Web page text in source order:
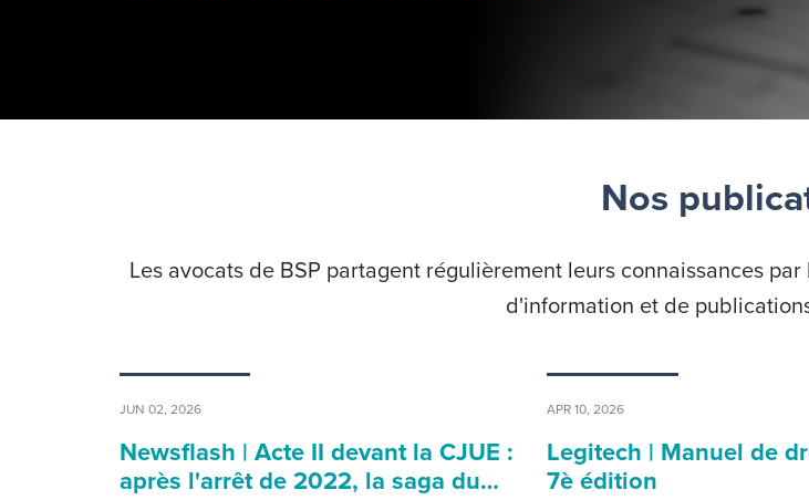
Nos
Les avocats de BSP partagent régulièrement leurs connaissances
d'information et de
JUN 02, 2026
Newsflash | Acte II devant la CJUE :
après l'arrêt de 2022, la saga du…
APR 10, 2026
Legitech | Manuel de
7è édition